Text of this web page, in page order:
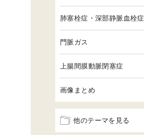
肺塞栓症・深部静脈血栓症
門脈ガス
上腸間膜動脈閉塞症
画像まとめ
他のテーマを見る